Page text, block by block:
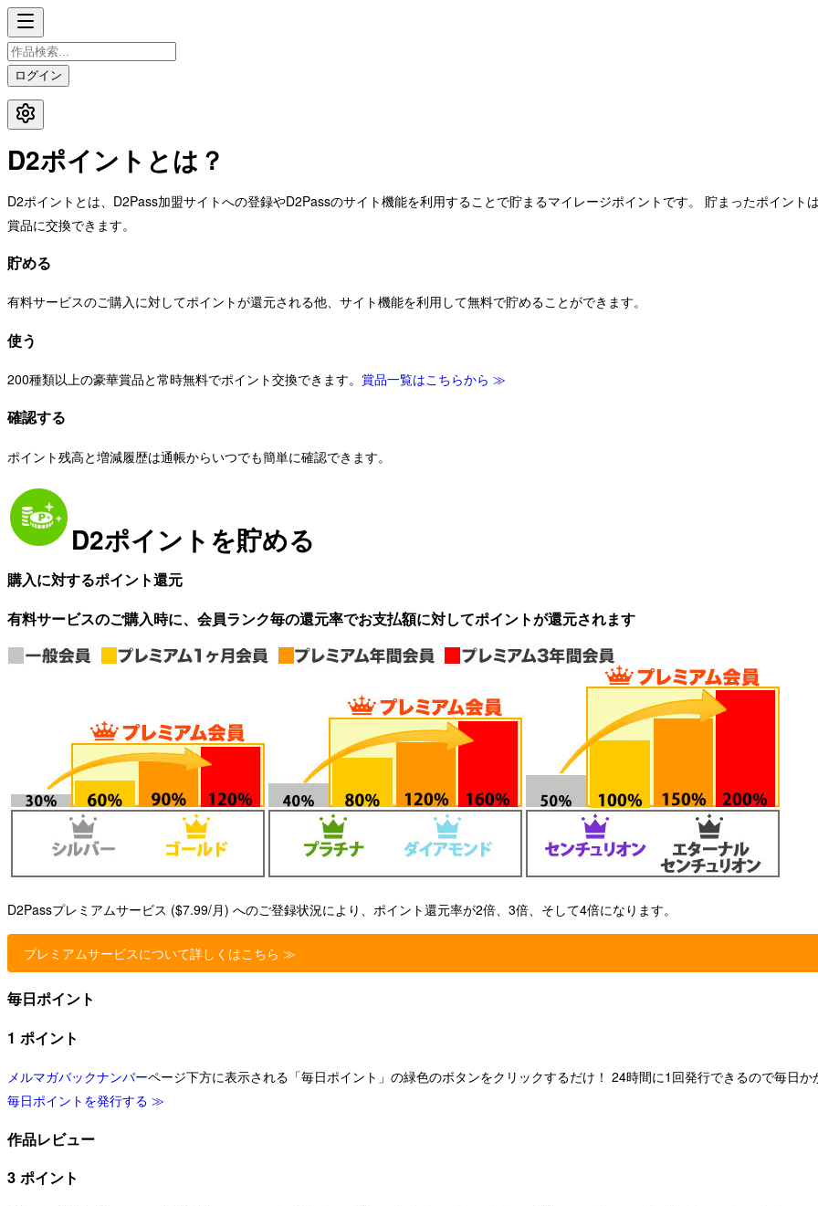
ログイン
D2ポイントとは？
D2ポイントとは、D2Pass加盟サイトへの登録やD2Passのサイト機能を利用することで貯まるマイレージポイントです。 貯まったポイン
賞品に交換できます。
貯める
有料サービスのご購入に対してポイントが還元される他、サイト機能を利用して無料で貯めることができます。
使う
200種類以上の豪華賞品と常時無料でポイント交換できます。 賞品一覧はこちらから ≫
確認する
ポイント残高と増減履歴は通帳からいつでも簡単に確認できます。
D2ポイントを貯める
購入に対するポイント還元
有料サービスのご購入時に、会員ランク毎の還元率でお支払額に対してポイントが還元されます
D2Passプレミアムサービス ($7.99/月) へのご登録状況により、ポイント還元率が2倍、3倍、そして4倍になります。
プレミアムサービスについて詳しくはこちら ≫
毎日ポイント
1 ポイント
メルマガバックナンバーページ下方に表示される「毎日ポイント」の緑色のボタンをクリックするだけ！ 24時間に1回発行できるので毎日か
毎日ポイントを発行する ≫
作品レビュー
3 ポイント